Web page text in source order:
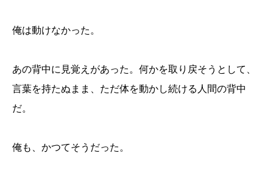
俺は動けなかった。
あの背中に見覚えがあった。何かを取り戻そうとして、
言葉を持たぬまま、ただ体を動かし続ける人間の背中
だ。
俺も、かつてそうだった。